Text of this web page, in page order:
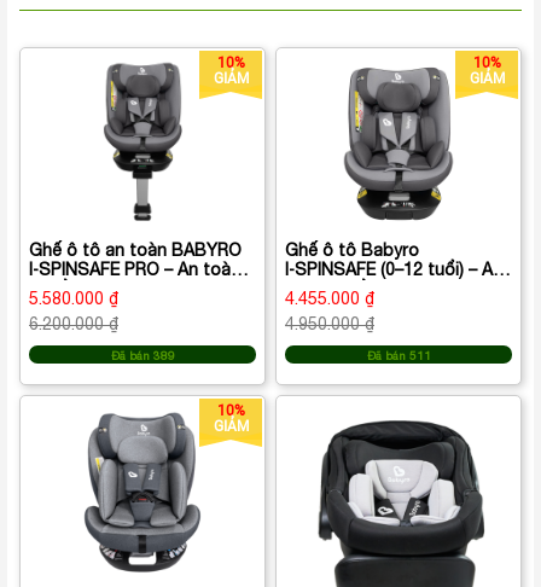
10%
GIẢM
Ghế ô tô an toàn BABYRO
I‑SPINSAFE PRO – An toàn
chuẩn i‑Size, xoay 360° (0-
12 tuổi)
5.580.000 ₫
6.200.000 ₫
Đã bán 389
10%
GIẢM
Ghế ô tô Babyro
I‑SPINSAFE (0–12 tuổi) – An
toàn chuẩn i‑Size, xoay 360°
4.455.000 ₫
4.950.000 ₫
Đã bán 511
10%
GIẢM